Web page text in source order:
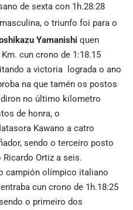
de sexta con 1h.28:28
o triunfo foi para o
Yamanishi quen
cun crono de 1:18.15
a victoria lograda o ano
na que tamén os postos
no último kilometro
de honra, o
Kawano a catro
sendo o terceiro posto
Ricardo Ortiz a seis.
campión olímpico italiano
cun crono de 1h.18:25
o primeiro dos